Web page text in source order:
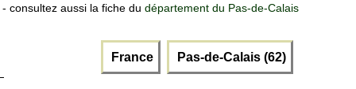
- consultez aussi la fiche du département du Pas-de-Calais
France Pas-de-Calais (62)